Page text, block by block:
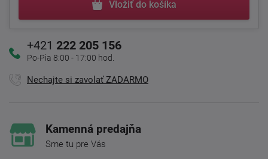
Vložiť do košíka
+421 222 205 156
Po-Pia 8:00 - 17:00 hod.
Nechajte si zavolať ZADARMO
Kamenná predajňa
Sme tu pre Vás